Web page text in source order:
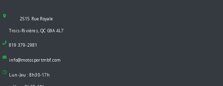
2515 Rue Royale
Trois-Rivières, QC G9A 4L7
819 379-2981
info@motosportmbf.com
Lun-Jeu : 8h30-17h